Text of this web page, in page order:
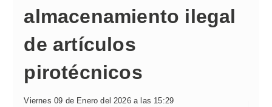
almacenamiento ilegal
de artículos
pirotécnicos
Viernes 09 de Enero del 2026 a las 15:29